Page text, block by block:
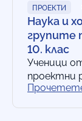
ПРОЕКТИ
Наука и
групите
10. клас
Ученици
проектни
тяхното